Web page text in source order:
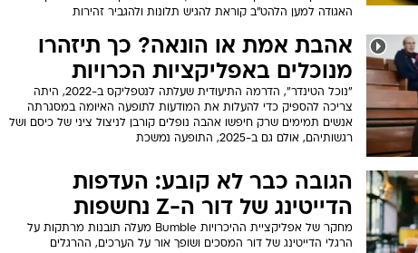
האגודה למען הלהט"ב קוראת להגיש תלונות ולהגביר זהירות
אהבת אמת או הונאה? כך תיזהרו
מנוכלים באפליקציות הכרויות
"נוכל הטינדר", הדרמה התיעודית שעלתה לנטפליקס ב-2022, היתה
צריכה להספיק כדי להעלות את המודעות לתופעה האיומה במסגרתה
אנשים תמימים שרק חיפשו אהבה נופלים קורבן לניצול ציני של כיסם ושל
רגשותיהם, אולם גם ב-2025, התופעה נמשכת
הגובה כבר לא קובע: העדפות
הדייטינג של דור ה-Z נחשפות
מחקר של אפליקציית ההיכרויות Bumble מעלה תובנות מרתקות על
הרגלי הדייטינג של דור המסכים ושופך אור על הערכים, ההרגלים